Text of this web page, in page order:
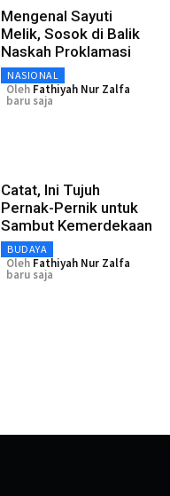
Mengenal Sayuti
Melik, Sosok di Balik
Naskah Proklamasi
NASIONAL
Oleh Fathiyah Nur Zalfa
baru saja
Catat, Ini Tujuh
Pernak-Pernik untuk
Sambut Kemerdekaan
BUDAYA
Oleh Fathiyah Nur Zalfa
baru saja